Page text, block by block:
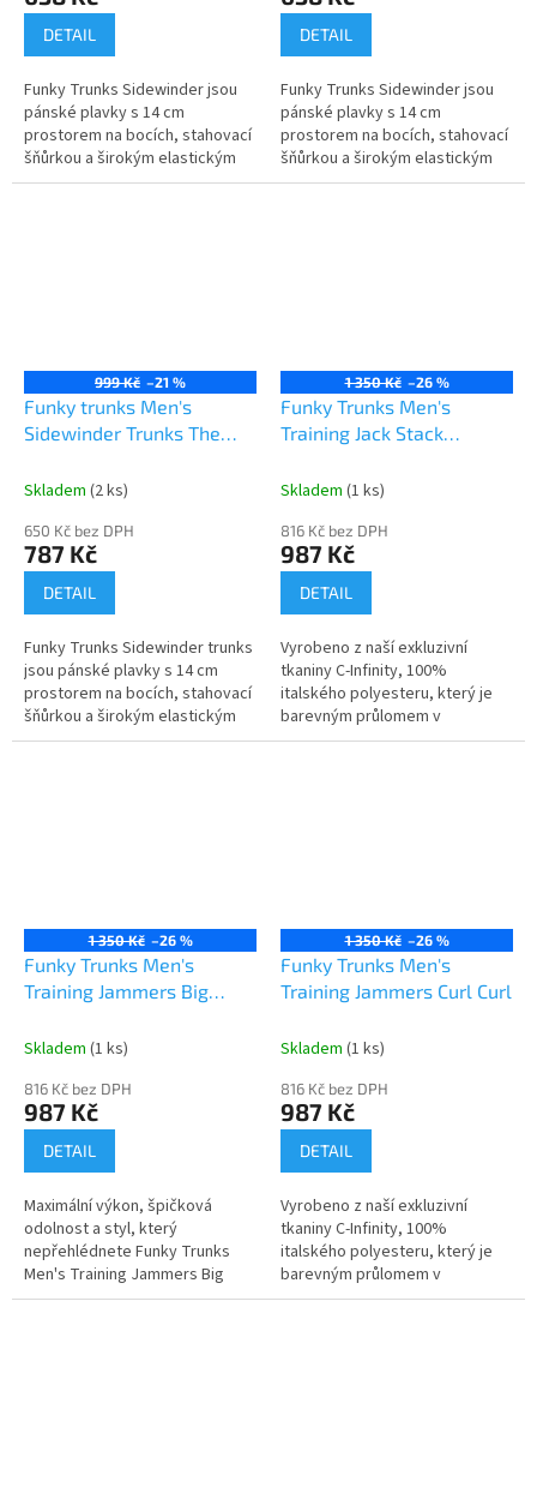
DETAIL
Funky Trunks Sidewinder jsou
pánské plavky s 14 cm
prostorem na bocích, stahovací
šňůrkou a širokým elastickým
otvorem pro maximální pohodlí.
DETAIL
Funky Trunks Sidewinder jsou
pánské plavky s 14 cm
prostorem na bocích, stahovací
šňůrkou a širokým elastickým
otvorem pro maximální pohodlí.
999 Kč –21 %
Funky trunks Men's
Sidewinder Trunks The
Skladem (2 ks)
650 Kč bez DPH
787 Kč
DETAIL
Funky Trunks Sidewinder trunks
jsou pánské plavky s 14 cm
prostorem na bocích, stahovací
šňůrkou a širokým elastickým
otvorem pro maximální pohodlí.
1 350 Kč –26 %
Funky Trunks Men's
Training Jack Stack
Skladem (1 ks)
816 Kč bez DPH
987 Kč
DETAIL
Vyrobeno z naší exkluzivní
tkaniny C-Infinity, 100%
italského polyesteru, který je
barevným průlomem v
technologii tkanin odolných vůči
1 350 Kč –26 %
Funky Trunks Men's
Training Jammers Big
Skladem (1 ks)
816 Kč bez DPH
987 Kč
DETAIL
Maximální výkon, špičková
odolnost a styl, který
nepřehlédnete Funky Trunks
Men's Training Jammers Big
Bang. Pánské tréninkové
1 350 Kč –26 %
Funky Trunks Men's
Training Jammers Curl Curl
Skladem (1 ks)
816 Kč bez DPH
987 Kč
DETAIL
Vyrobeno z naší exkluzivní
tkaniny C-Infinity, 100%
italského polyesteru, který je
barevným průlomem v
technologii tkanin odolných vůči